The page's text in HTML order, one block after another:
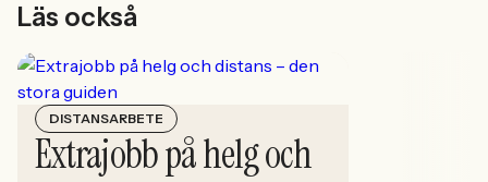
Läs också
DISTANSARBETE
Extrajobb på helg och